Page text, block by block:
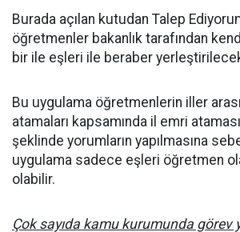
Burada açılan kutudan Talep
öğretmenler bakanlık tarafından
bir ile eşleri ile beraber
Bu uygulama öğretmenlerin iller
atamaları kapsamında il emri
şeklinde yorumların yapılmasına
uygulama sadece eşleri öğretmen
olabilir.
Çok sayıda kamu kurumunda görev